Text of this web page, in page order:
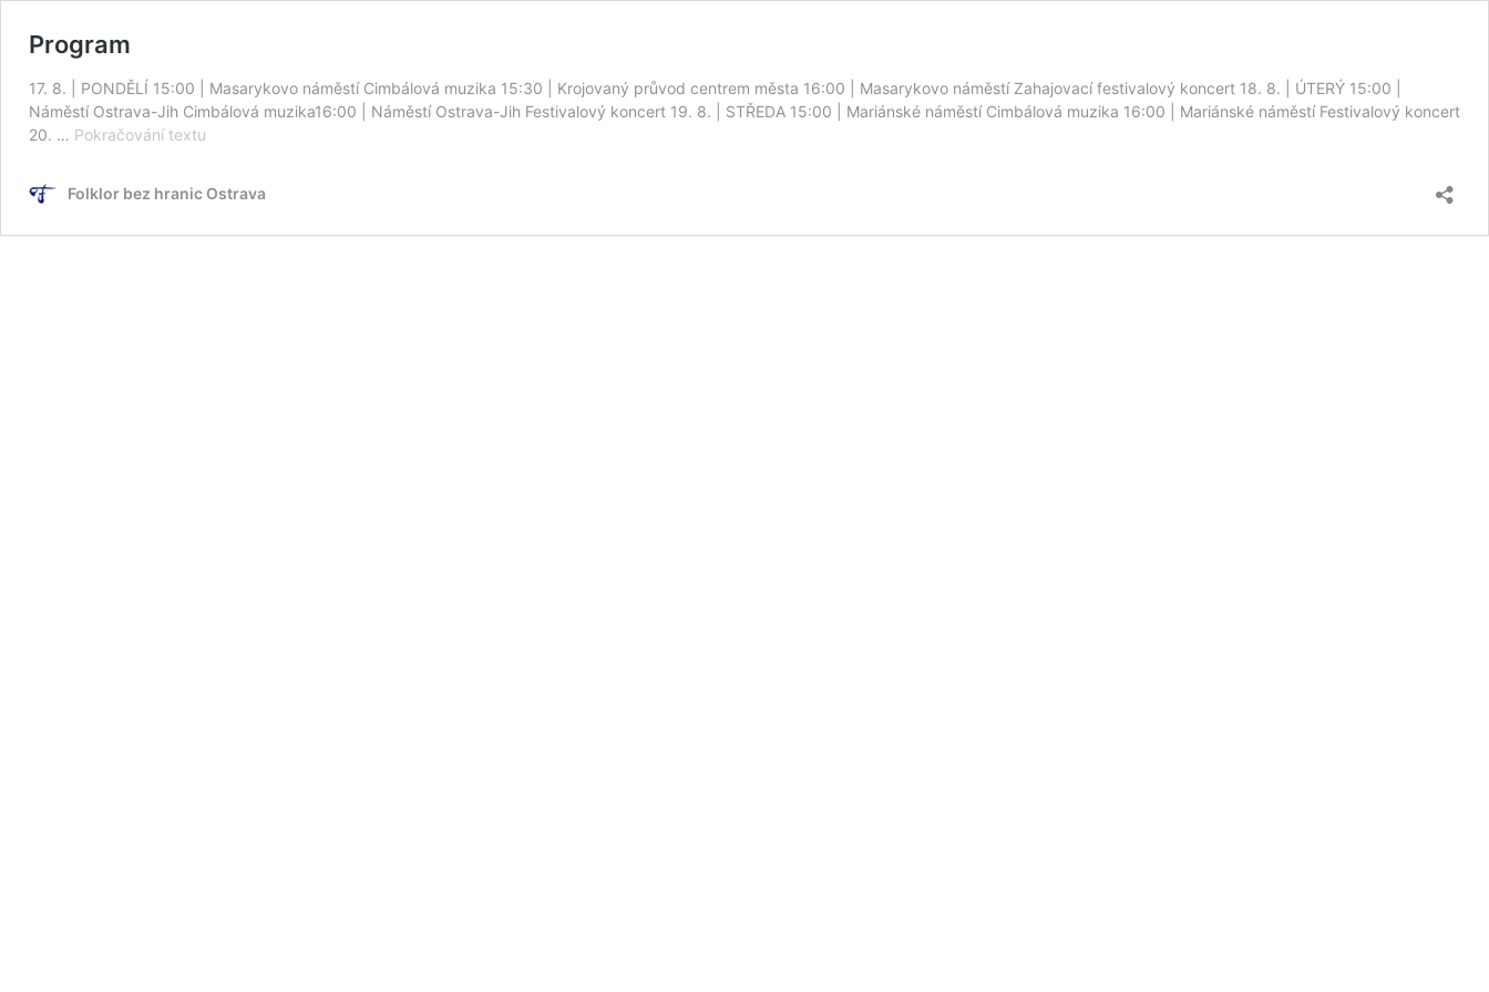
Program
17. 8. | PONDĚLÍ 15:00 | Masarykovo náměstí Cimbálová muzika 15:30 | Krojovaný průvod centrem města 16:00 | Masarykovo náměstí Zahajovací festivalový koncert 18. 8. | ÚTERÝ 15:00 |
Náměstí Ostrava-Jih Cimbálová muzika16:00 | Náměstí Ostrava-Jih Festivalový koncert 19. 8. | STŘEDA 15:00 | Mariánské náměstí Cimbálová muzika 16:00 | Mariánské náměstí Festivalový koncert
20. … Pokračování textu
Folklor bez hranic Ostrava